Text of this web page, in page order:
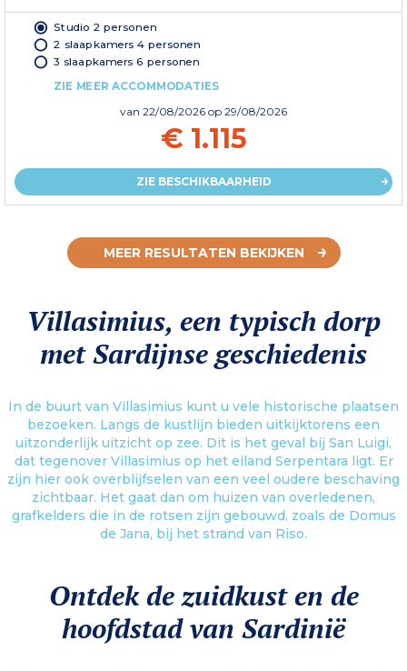
Studio 2 personen
2 slaapkamers 4 personen
3 slaapkamers 6 personen
ZIE MEER ACCOMMODATIES
van 22/08/2026 op 29/08/2026
€ 1.115
ZIE BESCHIKBAARHEID
MEER RESULTATEN BEKIJKEN
Villasimius, een typisch dorp
met Sardijnse geschiedenis
In de buurt van Villasimius kunt u vele historische plaatsen
bezoeken. Langs de kustlijn bieden uitkijktorens een
uitzonderlijk uitzicht op zee. Dit is het geval bij San Luigi,
dat tegenover Villasimius op het eiland Serpentara ligt. Er
zijn hier ook overblijfselen van een veel oudere beschaving
zichtbaar. Het gaat dan om huizen van overledenen,
grafkelders die in de rotsen zijn gebouwd, zoals de Domus
de Jana, bij het strand van Riso.
Ontdek de zuidkust en de
hoofdstad van Sardinië